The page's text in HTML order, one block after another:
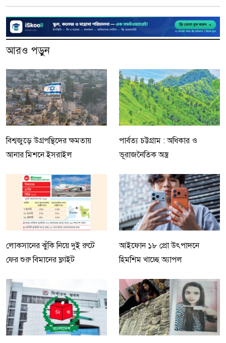
আরও পড়ুন
বিশ্বজুড়ে উগ্রপন্থিদের ক্ষমতায়
আনার মিশনে ইসরাইল
পার্বত্য চট্টগ্রাম : অধিকার ও
ভূরাজনৈতিক অস্ত্র
লোকসানের ঝুঁকি নিয়ে দুই রুটে
ফের শুরু বিমানের ফ্লাইট
আইফোন ১৮ প্রো উৎপাদনে
হিমশিম খাচ্ছে অ্যাপল